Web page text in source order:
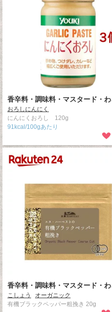
香辛料・調味料・マスタード・
おろしにんにく
にんにくおろし 120g
91kcal/100gあたり
香辛料・調味料・マスタード・
こしょう
オーガニック
有機ブラックペッパー粗挽き 20g